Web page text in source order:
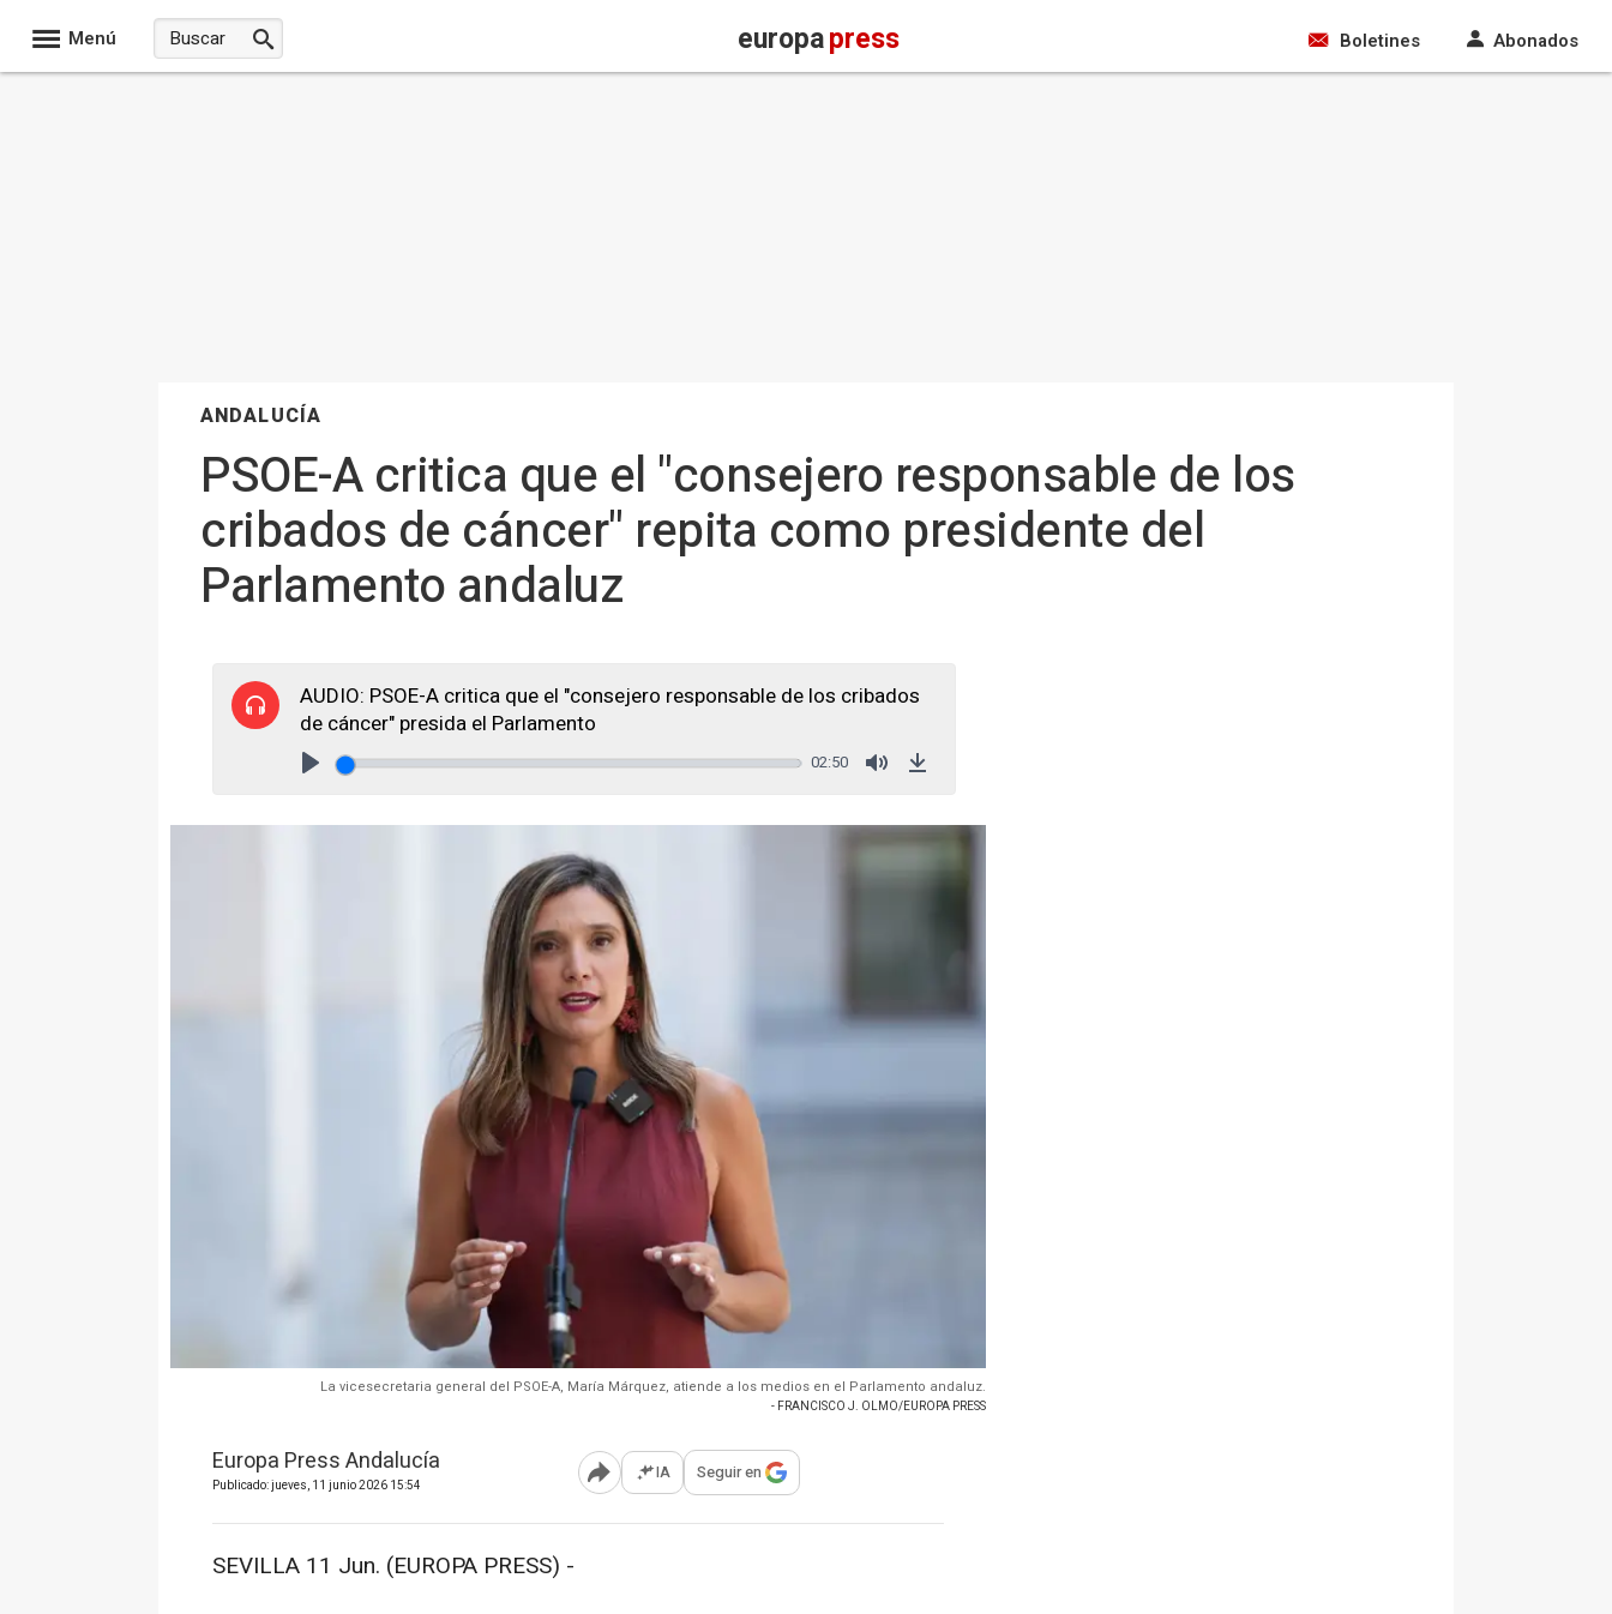
Menú europapress Boletines Abonados
ANDALUCÍA
PSOE-A critica que el "consejero responsable de los
cribados de cáncer" repita como presidente del
Parlamento andaluz
AUDIO: PSOE-A critica que el "consejero responsable de los cribados
de cáncer" presida el Parlamento
02:50
La vicesecretaria general del PSOE-A, María Márquez, atiende a los medios en el Parlamento andaluz.
- FRANCISCO J. OLMO/EUROPA PRESS
Europa Press Andalucía
Publicado: jueves, 11 junio 2026 15:54 Abrir opciones para compartir
IA Seguir en
SEVILLA 11 Jun. (EUROPA PRESS) -